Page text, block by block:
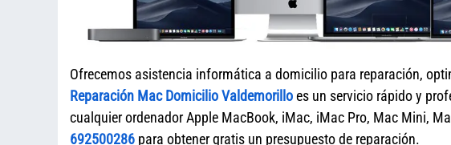
Ofrecemos asistencia informática a domicilio para reparación,
Reparación Mac Domicilio Valdemorilloes un servicio rápido y
cualquier ordenador Apple MacBook, iMac, iMac Pro, Mac Mini,
692500286 para obtener gratis un presupuesto de reparación.